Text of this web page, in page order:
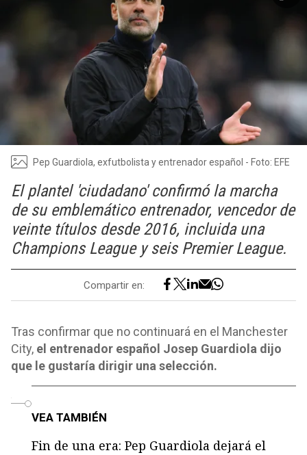
Pep Guardiola, exfutbolista y entrenador español - Foto: EFE
El plantel 'ciudadano' confirmó la marcha
de su emblemático entrenador, vencedor de
veinte títulos desde 2016, incluida una
Champions League y seis Premier League.
Compartir en:
Tras confirmar que no continuará en el Manchester
City, el entrenador español Josep Guardiola dijo
que le gustaría dirigir una selección.
VEA TAMBIÉN
Fin de una era: Pep Guardiola dejará el